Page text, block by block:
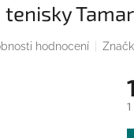
hodnocení